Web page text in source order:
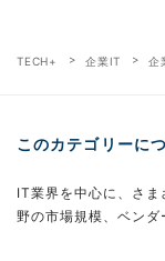
TECH+ 企業IT 企
このカテゴリーに
IT業界を中心に、さ
野の市場規模、ベンダ